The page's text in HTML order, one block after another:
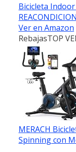
Bicicleta
Ver en Amazon
RebajasTOP
MERACH
Spinning con